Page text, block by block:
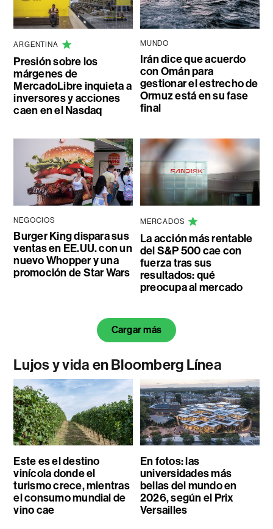
ARGENTINA
Presión sobre los
márgenes de
MercadoLibre inquieta a
inversores y acciones
caen en el Nasdaq
MUNDO
Irán dice que acuerdo
con Omán para
gestionar el estrecho de
Ormuz está en su fase
final
NEGOCIOS
Burger King dispara sus
ventas en EE.UU. con un
nuevo Whopper y una
promoción de Star Wars
MERCADOS
La acción más rentable
del S&P 500 cae con
fuerza tras sus
resultados: qué
preocupa al mercado
Cargar más
Lujos y vida en Bloomberg Línea
Este es el destino
vinícola donde el
turismo crece, mientras
el consumo mundial de
vino cae
En fotos: las
universidades más
bellas del mundo en
2026, según el Prix
Versailles